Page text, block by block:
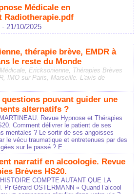
Médicale en
Radiotherapie.pdf
- 21/10/2025
thérapie brève, EMDR à
le reste du Monde
Ericksonienne, Thérapies Brèves
IMO sur Paris, Marseille. L'avis de
pouvant guider une
alternatifs ?
Revue Hypnose et Thérapies
Comment délivrer le patient de ses
mentales ? Le sortir de ses angoisses
le vécu traumatique et entretenues par des
sur le passé ? E...
narratif en alcoologie. Revue
Brèves HS20.
COMPTE AUTANT QUE LA
Pr Gérard OSTERMANN « Quand l’alcool